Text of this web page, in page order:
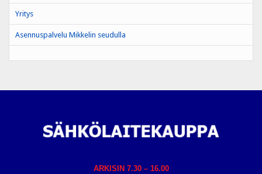
Yritys
Asennuspalvelu Mikkelin seudulla
ARKISIN 7.30 – 16.00